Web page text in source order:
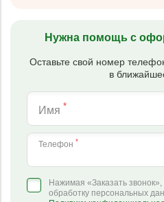
Нужна помощь с
Оставьте свой номер
в
Имя *
Телефон *
Нажимая «Заказать
обработку персональных